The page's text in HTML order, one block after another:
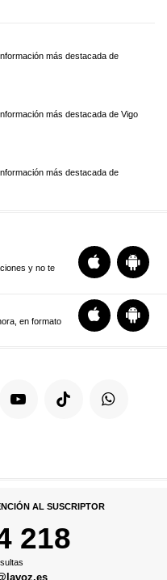
más destacada de
más destacada de Vigo
más destacada de
y no te
en formato
AL SUSCRIPTOR
218